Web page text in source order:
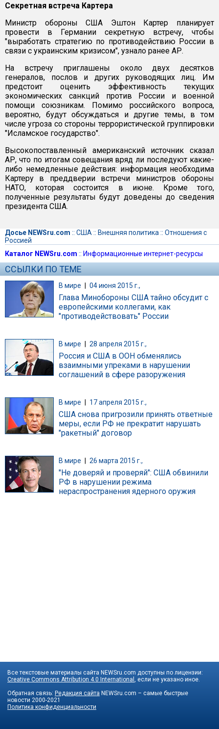
Секретная встреча Картера
Министр обороны США Эштон Картер планирует
провести в Германии секретную встречу, чтобы
"выработать стратегию по противодействию России в
связи с украинским кризисом", узнало ранее АР.
На встречу приглашены около двух десятков
генералов, послов и других руководящих лиц. Им
предстоит оценить эффективность текущих
экономических санкций против России и военной
помощи союзникам. Помимо российского вопроса,
вероятно, будут обсуждаться и другие темы, в том
числе угроза со стороны террористической группировки
"Исламское государство".
Высокопоставленный американский источник сказал
АР, что по итогам совещания вряд ли последуют какие-
либо немедленные действия: информация необходима
Картеру в преддверии встречи министров обороны
НАТО, которая состоится в июне. Кроме того,
полученные результаты будут доведены до сведения
президента США.
Досье NEWSru.com :: США :: Внешняя политика :: Отношения с
Россией
Каталог NEWSru.com :: Информационные интернет-ресурсы
ССЫЛКИ ПО ТЕМЕ
В мире | 04 июня 2015 г.,
Глава Минобороны США тайно обсудит с
европейскими коллегами, как
"противодействовать" России
В мире 28 апреля 2015 г.,
Россия и США в ООН обменялись
взаимными упреками в нарушении
соглашений в сфере разоружения
В мире 17 апреля 2015 г.,
США снова пригрозили принять ответные
меры, если РФ не прекратит нарушать
"ракетный" договор
В мире 26 марта 2015 г.,
"Не доверяй и проверяй": США обвинили
РФ в нарушении режима
нераспространения ядерного оружия
Все текстовые материалы сайта NEWSru.com доступны по лицензии:
Creative Commons Attribution 4.0 International
, если не указано иное.
Обратная связь: Редакция сайта NEWSru.com – самые быстрые
новости 2000-2021
Политика конфиденциальности